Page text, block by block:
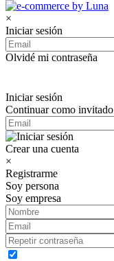
×
Iniciar sesión
Olvidé mi contraseña
Iniciar sesión
Continuar como invitado
Crear una cuenta
×
Registrarme
Soy persona
Soy empresa